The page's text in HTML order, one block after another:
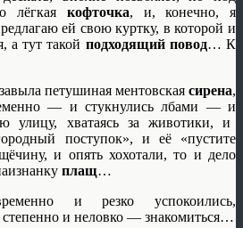
лёгкая кофточка, и, конечно, я
ей свою куртку, в которой и
а тут такой подходящий повод… К
петушиная ментовская сирена,
— и стукнулись лбами — и
улицу, хватаясь за животики, и
поступок», и её «пустите
и опять хохотали, то и дело
плащ…
и резко успокоились,
и неловко — знакомиться…